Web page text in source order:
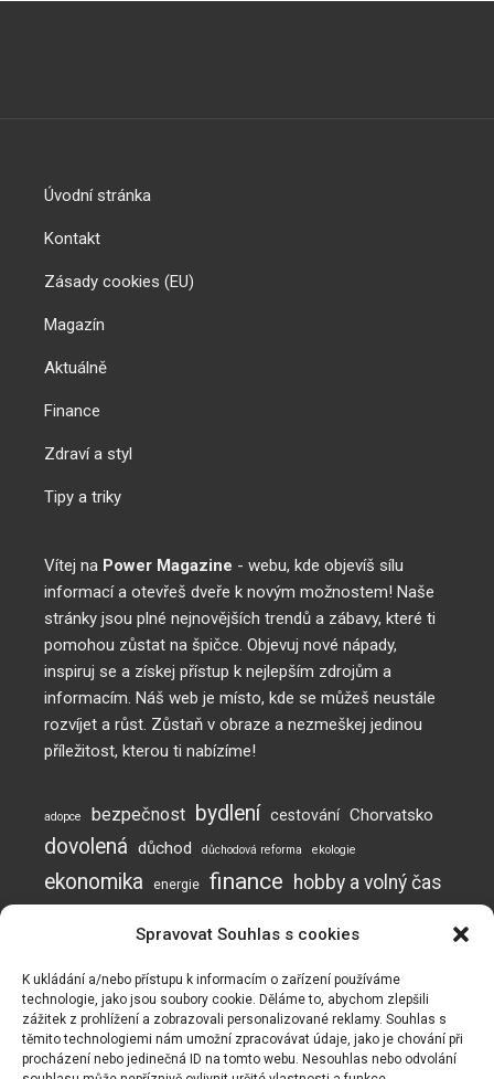
Spravovat Souhlas s cookies
K ukládání a/nebo přístupu k informacím o zařízení používáme
technologie, jako jsou soubory cookie. Děláme to, abychom zlepšili
zážitek z prohlížení a zobrazovali personalizované reklamy. Souhlas s
těmito technologiemi nám umožní zpracovávat údaje, jako je chování při
procházení nebo jedinečná ID na tomto webu. Nesouhlas nebo odvolání
Naše webové stránky používají soubory cookie ke zlepšení a
přizpůsobení vašeho zážitku a k zobrazování reklam (pokud
existují). Naše webové stránky mohou také obsahovat
Úvodní stránka
Kontakt
Zásady cookies (EU)
Magazín
Aktuálně
Finance
Zdraví a styl
Tipy a triky
Vítej na Power Magazine - webu, kde objevíš sílu
informací a otevřeš dveře k novým možnostem! Naše
stránky jsou plné nejnovějších trendů a zábavy, které ti
pomohou zůstat na špičce. Objevuj nové nápady,
inspiruj se a získej přístup k nejlepším zdrojům a
informacím. Náš web je místo, kde se můžeš neustále
rozvíjet a růst. Zůstaň v obraze a nezmeškej jedinou
příležitost, kterou ti nabízíme!
adopce bezpečnost bydlení cestování Chorvatsko
dovolená důchod důchodová reforma ekologie
ekonomika energie finance hobby a volný čas
mužská neplodnost
Neplodnost
pes plodnost podvod podvody potraviny prevence práce
psí online škola rady a tipy recyklace
spánek testosteron turismus valorizace vaření vzdělávání